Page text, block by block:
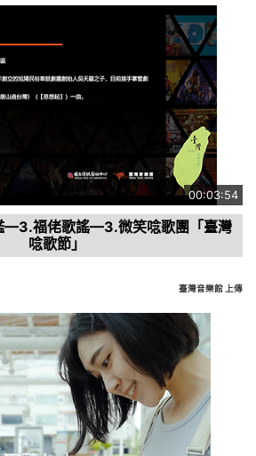
00:03:54
—3.福佬歌謠—3.微笑唸歌團「臺灣
唸歌節」
臺灣音樂館 上傳